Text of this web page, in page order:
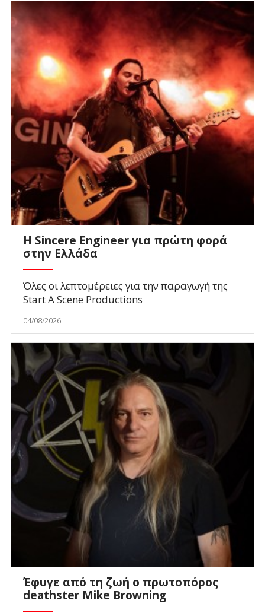
Η Sincere Engineer για πρώτη φορά
στην Ελλάδα
Όλες οι λεπτομέρειες για την παραγωγή της
Start A Scene Productions
04/08/2026
Έφυγε από τη ζωή ο πρωτοπόρος
deathster Mike Browning